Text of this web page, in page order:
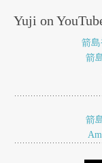
ビYuji on
箭
箭
箭